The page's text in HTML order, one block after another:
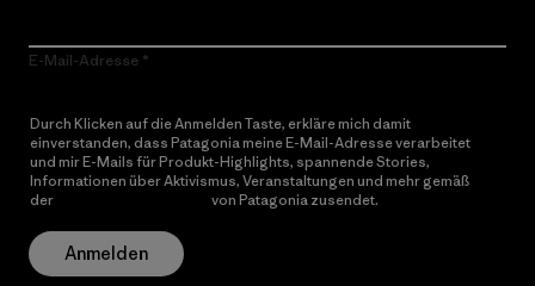
E-Mail-Adresse
Durch Klicken auf die Anmelden Taste, erkläre mich damit
einverstanden, dass Patagonia meine E-Mail-Adresse verarbeitet
und mir E-Mails für Produkt-Highlights, spannende Stories,
Informationen über Aktivismus, Veranstaltungen und mehr gemäß
der
von Patagonia zusendet.
Anmelden